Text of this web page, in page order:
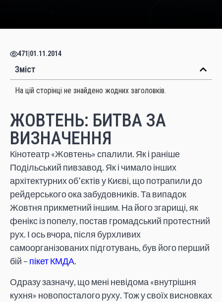
471 01.11.2014
Зміст
На цій сторінці не знайдено жодних заголовків.
ЖОВТЕНЬ: БИТВА ЗА
ВИЗНАЧЕННЯ
Кінотеатр «Жовтень» спалили. Як і раніше
Подільський пивзавод. Як і чимало інших
архітектурних об’єктів у Києві, що потрапили до
рейдерського ока забудовників. Та випадок
Жовтня прикметний іншим. На його згарищі, як
фенікс із попелу, постав громадський протестний
рух. І ось вчора, після бурхливих
самоорганізованих підготувань, був його перший
бій – пікет КМДА.
Одразу зазначу, що мені невідома «внутрішня
кухня» новопосталого руху. Тож у своїх висновках